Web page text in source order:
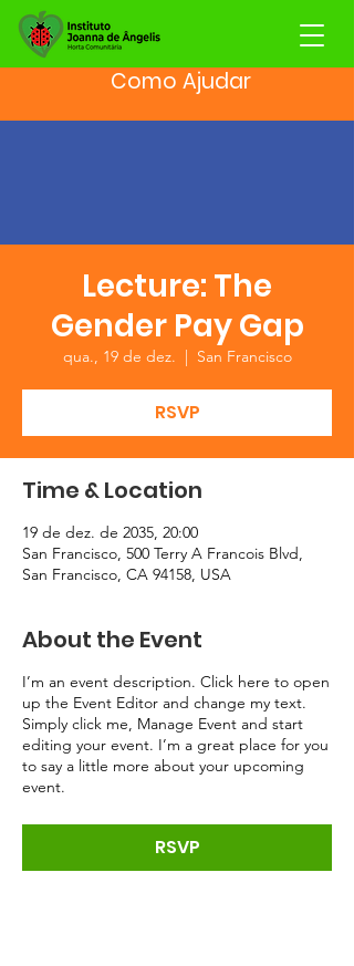
Como Ajudar
Lecture: The
Gender Pay Gap
qua., 19 de dez.
  |
San Francisco
RSVP
Time & Location
19 de dez. de 2035, 20:00
San Francisco, 500 Terry A Francois Blvd,
San Francisco, CA 94158, USA
About the Event
I’m an event description. Click here to open
up the Event Editor and change my text.
Simply click me, Manage Event and start
editing your event. I’m a great place for you
to say a little more about your upcoming
event.
RSVP